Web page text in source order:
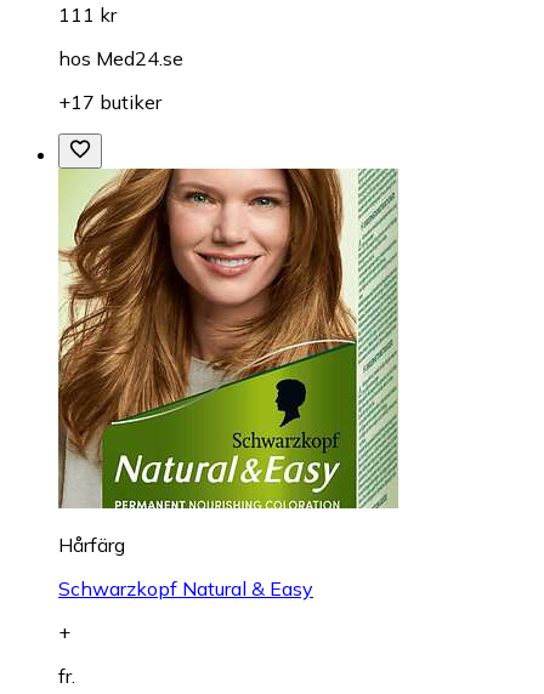
111 kr
hos Med24.se
+17 butiker
Hårfärg
Schwarzkopf Natural & Easy
+
fr.